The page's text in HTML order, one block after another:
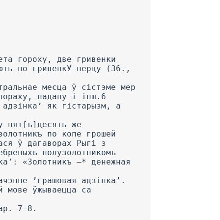
вагі (тое, што большасць іх мела першапачатковае значэнне ’вага’, ’цяжар’), то можна пагадзіцца з думкай А. Брукнера, які лічыў, што гэта слова запазы­чана з цюрскіх моў: wezne ’вага’, wezmin ’цяжкі’, з арабскай w6znd ’вага’, wazn ’цяжар’ (Брукнер, 23). У больш позніх помніках старабеларускага пісьменства гэта слова трапляецца і са значеннем ’прылада важання’, якое, магчыма, утварылася иа глебе агульнаўсходнеславянскай ці старабеларускай мовы: Штожъ в сий-ж годъ и по за в сийж годъ Гнездиловцы пану его м[и]л[о]сти дань даивали на свой безменъ. Ино тымъ безъменомъ важучи, черес [ъ] тые два годы пану его м[и]л[о]сти дань не сполна выходила (БА, II, 257, 1534); ...безменовъ два пограбилъ (АБАК, XXVI, 316, 1586). Адзінка вагі безменъ не была ўвесь час нязменнай, пра што сведчаць указанні і ўдакладненні яе вагі ў помніках: За дань медо­вую, яко много пудовъ на которое село альбо обр8бъ вложоно и описано, за кождый пудъ мЬры данное у шесть безменовъ, по грошей тридцать чотыры (AC, I, 181, 1594); И тежъ беруть из собою важных а важеть за кожды пуд по 5 безменовъ, а перед тымъ метывали по 4 безмены в пуд. На основе такіх удакладненняў можна ўстанавіць, што безменъ у XVI ст. — 6—10 фунтаў. Дз. Празароўскі дае яго велічыню ў Маскоўскай дзяржаве на 10 фунтаў 7, а Я. Ісаевіч —1 на 8—9 фунтаў 8. У сучаснай беларускай мове слова бязмен значэння ’адзінка вагі’ не мае, захавалася толькі значэнне ’прылада важання’: Потым ён (гаспадар. — К. С.) вынес з сяней торбу з бязменам, паважыў:— На. бяры, свае хунты.— Вага есь, бязмену твайму не веру. Нясі на ва­гу. (М. Лобан, «Полымя», 1967, № 2, 46). Литра. Гэта адзінка вагі мела лакальны характар ужывання, яна выкарыстоўвалася толькі пры важанні шоўку, які прадаваўся на вагу: ...а взялъ изъ скрынки тоЪ... двЬ литры шолку червчатого, а тесьма шолку зеленого (АЗР, II, 58, 1508); Взяли есмо шолку трид­цать пять литер (АВАК, XXXIX, 286). Гэта была асноўная адзінка пры аптовым гандлі, пра што сведчаць прывілеі на Магдэбургскае права: ...тежъ мають продавати сукна поставомъ, китайки и тафты кускомъ, шолки литрою... (АЗР, II, 91, 1511). Слова литра ’грашовая адзінка, грыўна, адзінка вагі’ выяўлейа ў помніках агульнаўсходнеславянскага пісьменства X ст. (Срази., 7 Д. Прозоровский. Монета и вес в Русском государстве, стар. 258. 8 Я. I с а е в и ч. Деякі питания украінськоі' метроло­ги, стар. 10—12. Ill, 26). A. Праабражэнскі лічыць, што